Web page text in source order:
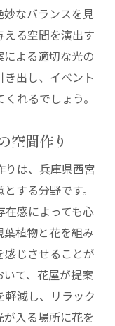
なバランスを見
る空間を演出す
よる適切な光の
出し、イベント
れるでしょう。
空間作り
りは、兵庫県西宮
する分野です。
感によっても心
植物と花を組み
じさせることが
て、花屋が提案
減し、リラック
入る場所に花を